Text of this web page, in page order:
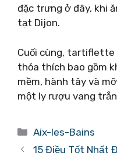
đặc trưng ở đây, khi
tạt Dijon.
Cuối cùng, tartiflette
thỏa thích bao gồm
mềm, hành tây và
một ly rượu vang
Danh
mục
Aix-les-Bains
15 Điều Tốt Nhất